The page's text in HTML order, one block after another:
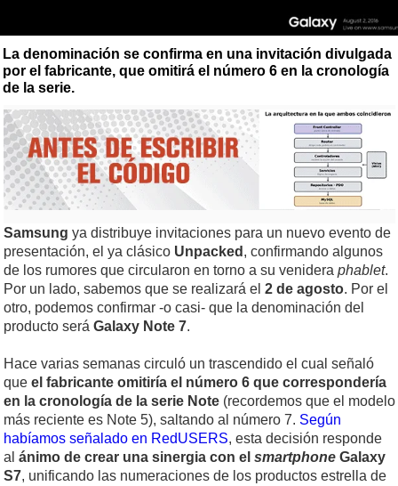
La denominación se confirma en una invitación divulgada
por el fabricante, que omitirá el número 6 en la cronología
de la serie.
Samsung ya distribuye invitaciones para un nuevo evento de
presentación, el ya clásico Unpacked , confirmando algunos
de los rumores que circularon en torno a su venidera phablet.
Por un lado, sabemos que se realizará el 2 de agosto. Por el
otro, podemos confirmar -o casi- que la denominación del
producto será Galaxy Note 7.
Hace varias semanas circuló un trascendido el cual señaló
que el fabricante omitiría el número 6 que correspondería
en la cronología de la serie Note (recordemos que el modelo
más reciente es Note 5), saltando al número 7. Según
habíamos señalado en RedUSERS, esta decisión responde
al ánimo de crear una sinergia con el smartphone Galaxy
S7, unificando las numeraciones de los productos estrella de